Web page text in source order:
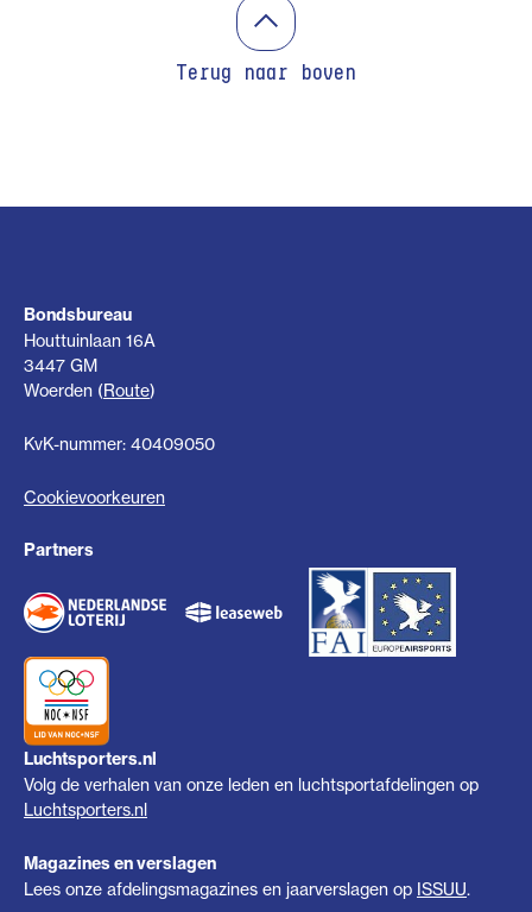
Terug naar boven
Bondsbureau
Houttuinlaan 16A
3447 GM
Woerden (Route)
KvK-nummer: 40409050
Cookievoorkeuren
Partners
Luchtsporters.nl
Volg de verhalen van onze leden en luchtsportafdelingen op
Luchtsporters.nl
Magazines en verslagen
Lees onze afdelingsmagazines en jaarverslagen op ISSUU.